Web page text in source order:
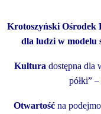
Krotoszyński Ośrodek
dla ludzi w modelu
Kultura dostępna dla
półki”
Otwartośćna